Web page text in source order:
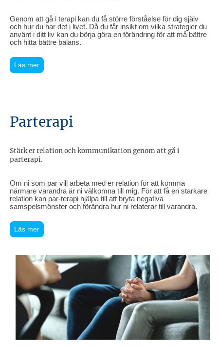
Genom att gå i terapi kan du få större förståelse för dig själv
och hur du har det i livet. Då du får insikt om vilka strategier du
använt i ditt liv kan du börja göra en förändring för att må bättre
och hitta bättre balans.
Läs mer
Parterapi
Stärk er relation och kommunikation genom att gå i
parterapi.
Om ni som par vill arbeta med er relation för att komma
närmare varandra är ni välkomna till mig. För att få en starkare
relation kan par-terapi hjälpa till att bryta negativa
samspelsmönster och förändra hur ni relaterar till varandra.
Läs mer